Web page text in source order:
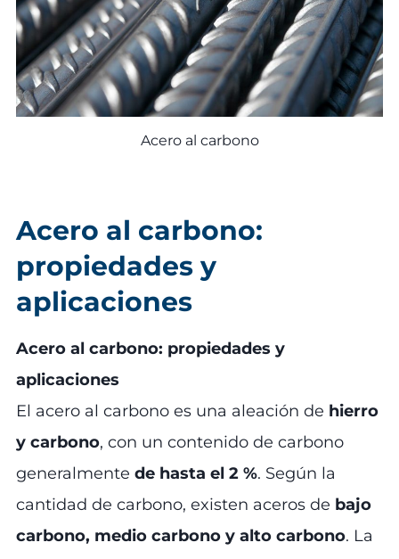
Acero al carbono
Acero al carbono:
propiedades y
aplicaciones
Acero al carbono: propiedades y
aplicaciones
El acero al carbono es una aleación de hierro
y carbono, con un contenido de carbono
generalmente de hasta el 2 %. Según la
cantidad de carbono, existen aceros de bajo
carbono, medio carbono y alto carbono. La